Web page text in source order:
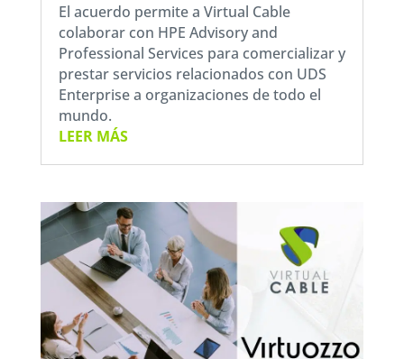
El acuerdo permite a Virtual Cable
colaborar con HPE Advisory and
Professional Services para comercializar y
prestar servicios relacionados con UDS
Enterprise a organizaciones de todo el
mundo.
LEER MÁS